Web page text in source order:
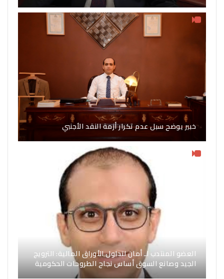
خبير يوضح سبل عدم تكرار أزمة النقد الأجنبي
العضو المنتدب لـ أمان لتداول الأوراق المالية: الترويج
الجيد وصانع السوق أساس نجاح الطروحات الحكومية